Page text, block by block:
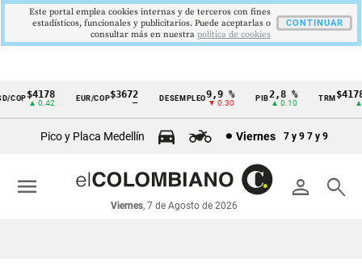
Cintillo
económicos
Colombia
$4178
▲ 0.42
EUR/COP$3672 DESEMPLEO 9,9 %
▼ 0.30
PIB2,8 %
▲ 0.10
TRM
▲
Pico y Placa Medellín Viernes 7 y 9 7 y 9
person search
Viernes, 7 de Agosto de 2026
menu
Este portal emplea cookies internas y de terceros con fines
estadísticos, funcionales y publicitarios. Puede aceptarlas o
consultar más en nuestra politica de cookies
CONTINUAR